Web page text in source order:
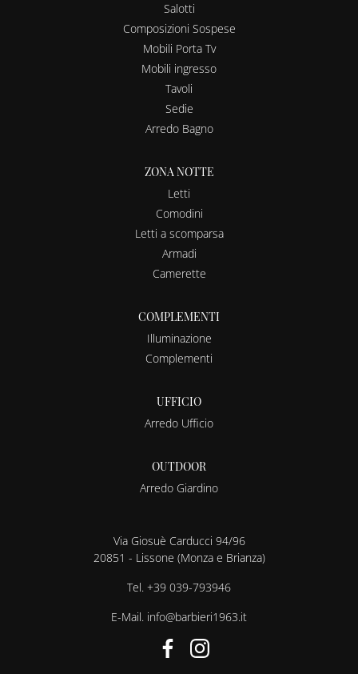
Salotti
Composizioni Sospese
Mobili Porta Tv
Mobili ingresso
Tavoli
Sedie
Arredo Bagno
ZONA NOTTE
Letti
Comodini
Letti a scomparsa
Armadi
Camerette
COMPLEMENTI
Illuminazione
Complementi
UFFICIO
Arredo Ufficio
OUTDOOR
Arredo Giardino
Via Giosuè Carducci 94/96
20851 - Lissone (Monza e Brianza)
Tel. +39 039-793946
E-Mail. info@barbieri1963.it